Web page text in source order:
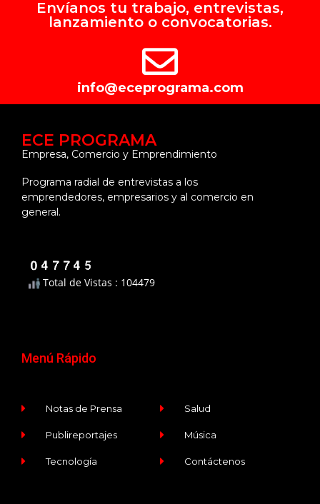
Envíanos tu trabajo, entrevistas,
lanzamiento o convocatorias.
info@eceprograma.com
ECE PROGRAMA
Empresa, Comercio y Emprendimiento
Programa radial de entrevistas a los
emprendedores, empresarios y al comercio en
general.
Total de Vistas : 104479
Menú Rápido
Notas de Prensa
Publireportajes
Tecnología
Salud
Música
Contáctenos